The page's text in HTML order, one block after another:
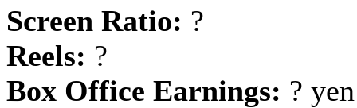
Screen Ratio: ?
Reels: ?
Box Office Earnings: ? yen